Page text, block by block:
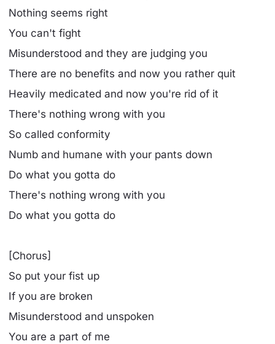
Nothing seems right
You can't fight
Misunderstood and they are judging you
There are no benefits and now you rather quit
Heavily medicated and now you're rid of it
There's nothing wrong with you
So called conformity
Numb and humane with your pants down
Do what you gotta do
There's nothing wrong with you
Do what you gotta do
[Chorus]
So put your fist up
If you are broken
Misunderstood and unspoken
You are a part of me